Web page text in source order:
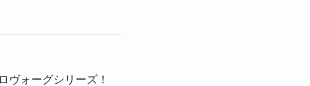
ヴォーグシリーズ！